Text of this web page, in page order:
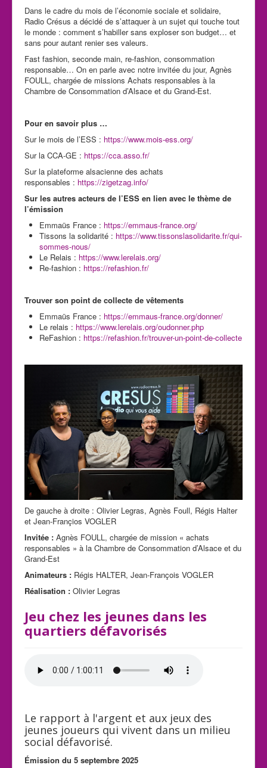
Dans le cadre du mois de l’économie sociale et solidaire,
Radio Crésus a décidé de s’attaquer à un sujet qui touche tout
le monde : comment s’habiller sans exploser son budget… et
sans pour autant renier ses valeurs.
Fast fashion, seconde main, re-fashion, consommation
responsable… On en parle avec notre invitée du jour, Agnès
FOULL, chargée de missions Achats responsables à la
Chambre de Consommation d’Alsace et du Grand-Est.
Pour en savoir plus …
Sur le mois de l’ESS : https://www.mois-ess.org/
Sur la CCA-GE : https://cca.asso.fr/
Sur la plateforme alsacienne des achats
responsables : https://zigetzag.info/
Sur les autres acteurs de l’ESS en lien avec le thème de
l’émission
Emmaüs France : https://emmaus-france.org/
Tissons la solidarité : https://www.tissonslasolidarite.fr/qui-
sommes-nous/
Le Relais : https://www.lerelais.org/
Re-fashion : https://refashion.fr/
Trouver son point de collecte de vêtements
Emmaüs France : https://emmaus-france.org/donner/
Le relais : https://www.lerelais.org/oudonner.php
ReFashion : https://refashion.fr/trouver-un-point-de-collecte
De gauche à droite : Olivier Legras, Agnès Foull, Régis Halter
et Jean-Françios VOGLER
Invitée : Agnès FOULL, chargée de mission « achats
responsables » à la Chambre de Consommation d’Alsace et du
Grand-Est
Animateurs : Régis HALTER, Jean-François VOGLER
Réalisation : Olivier Legras
Jeu chez les jeunes dans les
quartiers défavorisés
Le rapport à l'argent et aux jeux des
jeunes joueurs qui vivent dans un milieu
social défavorisé.
Émission du 5 septembre 2025